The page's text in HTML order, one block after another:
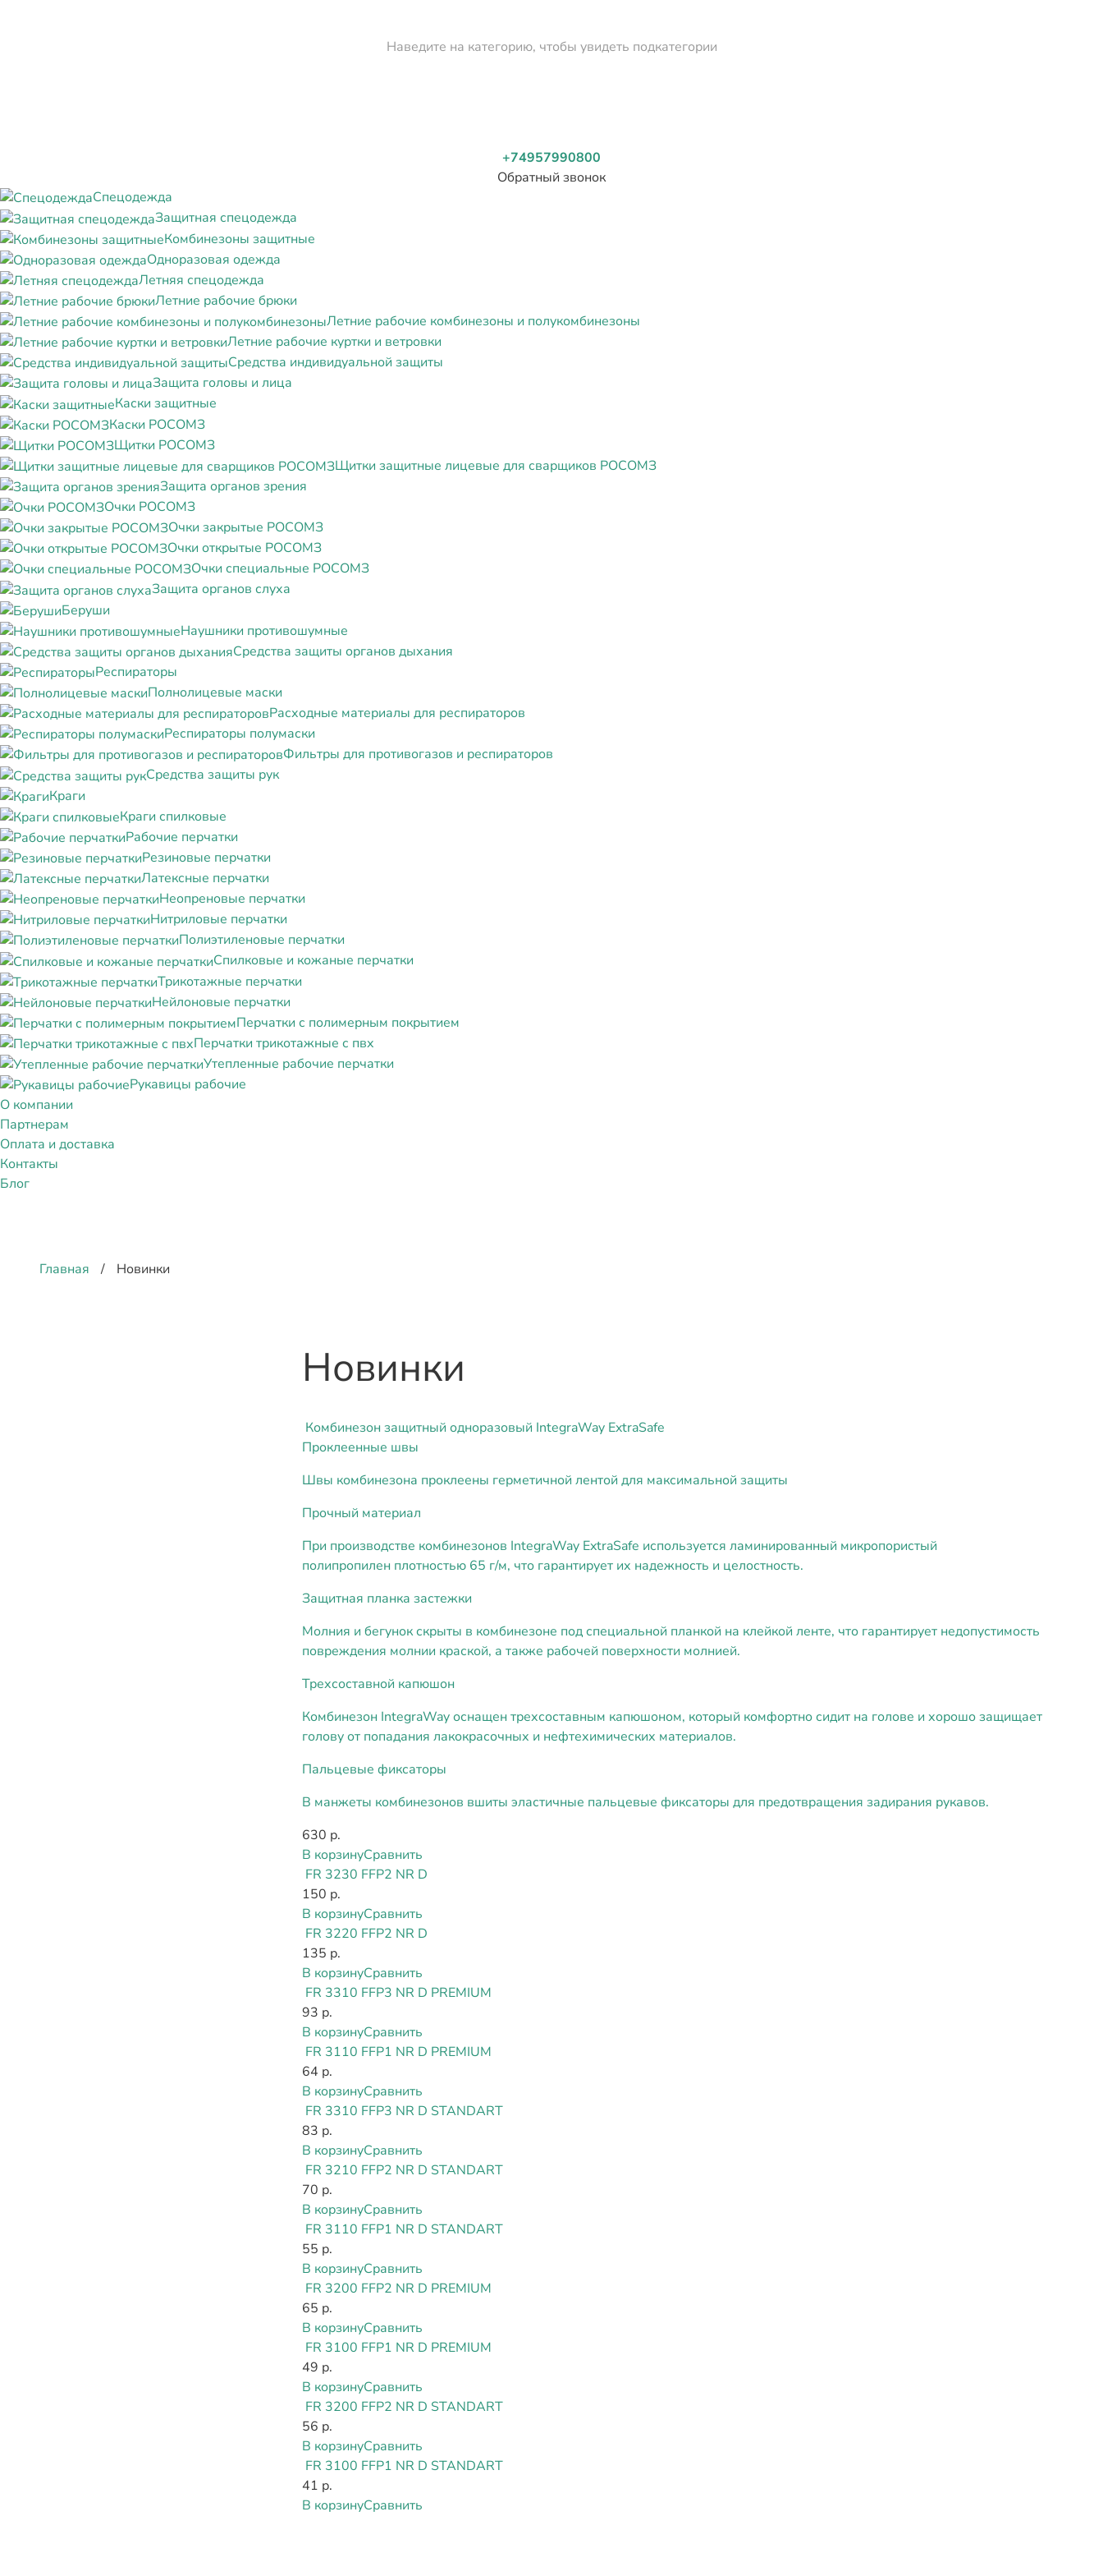
Наведите на категорию, чтобы увидеть подкатегории
+74957990800
Обратный звонок
Спецодежда
Защитная спецодежда
Комбинезоны защитные
Одноразовая одежда
Летняя спецодежда
Летние рабочие брюки
Летние рабочие комбинезоны и полукомбинезоны
Летние рабочие куртки и ветровки
Средства индивидуальной защиты
Защита головы и лица
Каски защитные
Каски РОСОМЗ
Щитки РОСОМЗ
Щитки защитные лицевые для сварщиков РОСОМЗ
Защита органов зрения
Очки РОСОМЗ
Очки закрытые РОСОМЗ
Очки открытые РОСОМЗ
Очки специальные РОСОМЗ
Защита органов слуха
Беруши
Наушники противошумные
Средства защиты органов дыхания
Респираторы
Полнолицевые маски
Расходные материалы для респираторов
Респираторы полумаски
Фильтры для противогазов и респираторов
Средства защиты рук
Краги
Краги спилковые
Рабочие перчатки
Резиновые перчатки
Латексные перчатки
Неопреновые перчатки
Нитриловые перчатки
Полиэтиленовые перчатки
Спилковые и кожаные перчатки
Трикотажные перчатки
Нейлоновые перчатки
Перчатки с полимерным покрытием
Перчатки трикотажные с пвх
Утепленные рабочие перчатки
Рукавицы рабочие
О компании
Партнерам
Оплата и доставка
Контакты
Блог
Главная / Новинки
Новинки
Комбинезон защитный одноразовый IntegraWay ExtraSafe
Проклеенные швы
Швы комбинезона проклеены герметичной лентой для максимальной защиты
Прочный материал
При производстве комбинезонов IntegraWay ExtraSafe используется ламинированный микропористый
полипропилен плотностью 65 г/м, что гарантирует их надежность и целостность.
Защитная планка застежки
Молния и бегунок скрыты в комбинезоне под специальной планкой на клейкой ленте, что гарантирует недопустимость
повреждения молнии краской, а также рабочей поверхности молнией.
Трехсоставной капюшон
Комбинезон IntegraWay оснащен трехсоставным капюшоном, который комфортно сидит на голове и хорошо защищает
голову от попадания лакокрасочных и нефтехимических материалов.
Пальцевые фиксаторы
В манжеты комбинезонов вшиты эластичные пальцевые фиксаторы для предотвращения задирания рукавов.
630 р.
В корзинуСравнить
FR 3230 FFP2 NR D
150 р.
В корзинуСравнить
FR 3220 FFP2 NR D
135 р.
В корзинуСравнить
FR 3310 FFP3 NR D PREMIUM
93 р.
В корзинуСравнить
FR 3110 FFP1 NR D PREMIUM
64 р.
В корзинуСравнить
FR 3310 FFP3 NR D STANDART
83 р.
В корзинуСравнить
FR 3210 FFP2 NR D STANDART
70 р.
В корзинуСравнить
FR 3110 FFP1 NR D STANDART
55 р.
В корзинуСравнить
FR 3200 FFP2 NR D PREMIUM
65 р.
В корзинуСравнить
FR 3100 FFP1 NR D PREMIUM
49 р.
В корзинуСравнить
FR 3200 FFP2 NR D STANDART
56 р.
В корзинуСравнить
FR 3100 FFP1 NR D STANDART
41 р.
В корзинуСравнить